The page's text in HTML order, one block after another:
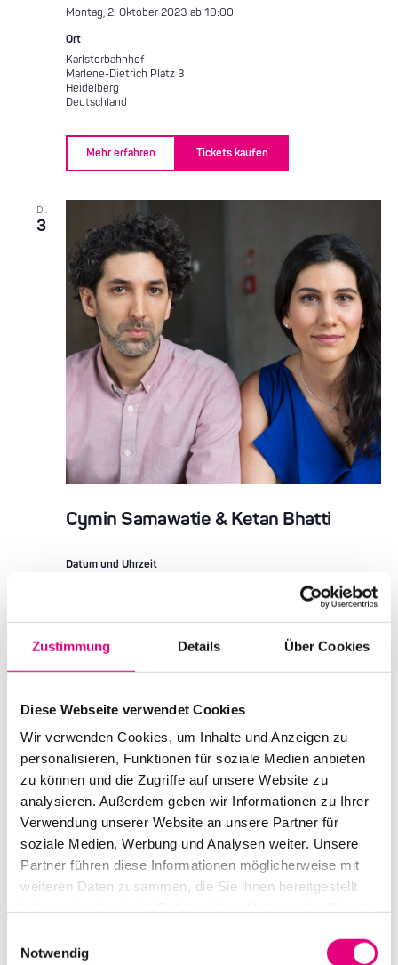
Zustimmung Details Über Cookies
Diese Webseite verwendet Cookies
Wir verwenden Cookies, um Inhalte und Anzeigen zu
personalisieren, Funktionen für soziale Medien anbieten
zu können und die Zugriffe auf unsere Website zu
analysieren. Außerdem geben wir Informationen zu Ihrer
Verwendung unserer Website an unsere Partner für
soziale Medien, Werbung und Analysen weiter. Unsere
Partner führen diese Informationen möglicherweise mit
weiteren Daten zusammen, die Sie ihnen bereitgestellt
Notwendig
Montag, 2. Oktober 2023 ab 19:00
Ort
Karlstorbahnhof
Marlene-Dietrich Platz 3
Heidelberg
Deutschland
Mehr erfahren Tickets kaufen
DI.
3
Cymin Samawatie & Ketan Bhatti
Datum und Uhrzeit
Marlene-Dietrich Platz 3
Deutschland
DI.
3